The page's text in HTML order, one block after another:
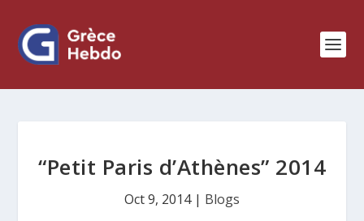
“Petit Paris d’Athènes” 2014
Oct 9, 2014| Blogs